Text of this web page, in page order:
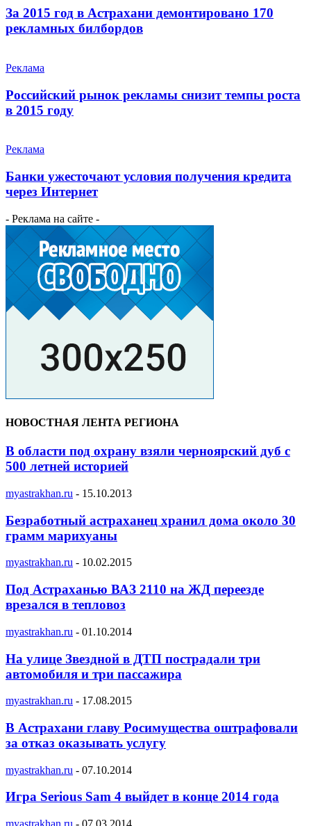
За 2015 год в Астрахани демонтировано 170
рекламных билбордов
Реклама
Российский рынок рекламы снизит темпы роста
в 2015 году
Реклама
Банки ужесточают условия получения кредита
через Интернет
- Реклама на сайте -
НОВОСТНАЯ ЛЕНТА РЕГИОНА
В области под охрану взяли черноярский дуб с
500 летней историей
myastrakhan.ru - 15.10.2013
Безработный астраханец хранил дома около 30
грамм марихуаны
myastrakhan.ru - 10.02.2015
Под Астраханью ВАЗ 2110 на ЖД переезде
врезался в тепловоз
myastrakhan.ru - 01.10.2014
На улице Звездной в ДТП пострадали три
автомобиля и три пассажира
myastrakhan.ru - 17.08.2015
В Астрахани главу Росимущества оштрафовали
за отказ оказывать услугу
myastrakhan.ru - 07.10.2014
Игра Serious Sam 4 выйдет в конце 2014 года
myastrakhan.ru - 07.03.2014